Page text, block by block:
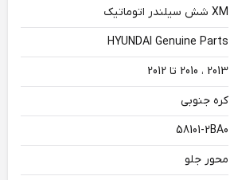
XM شش سیلندر اتوماتیک
HYUNDAI Genuine Parts
2013 ، 2010 تا 2012
کره جنوبی
58101-2BA0
محور جلو